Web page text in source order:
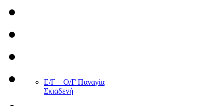
Ε/Γ – Ο/Γ Παναγία
Σκιαδενή